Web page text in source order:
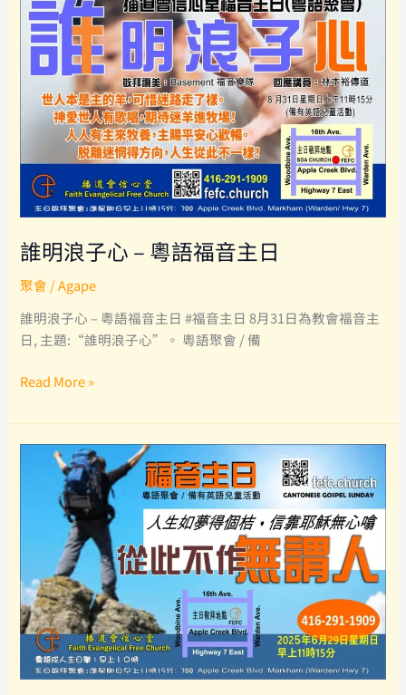
心
堂
基
督
年
招
募
誰明浪子心 – 粵語福音主日
聚會 /Agape
誰明浪子心 – 粵語福音主日 #福音主日 8月31日為教會福音主
日, 主題:“誰明浪子心”。 粵語聚會 / 備
誰
浪
子
音
主
日
Read More »